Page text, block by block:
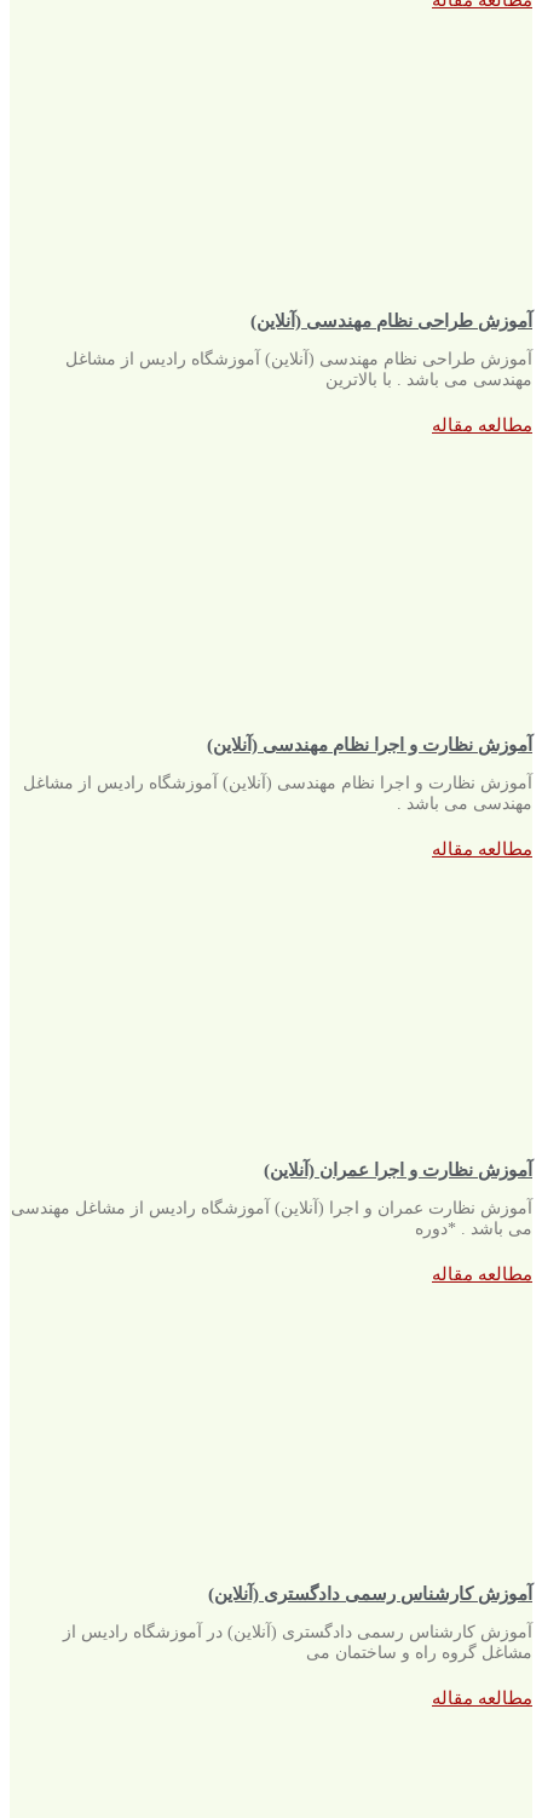
آموزش طراحی نظام مهندسی (آنلاین)
آموزش طراحی نظام مهندسی (آنلاین) آموزشگاه رادیس از مشاغل
مهندسی می باشد . با بالاترین
مطالعه مقاله
آموزش نظارت و اجرا نظام مهندسی (آنلاین)
آموزش نظارت و اجرا نظام مهندسی (آنلاین) آموزشگاه رادیس از مشاغل
مهندسی می باشد .
مطالعه مقاله
آموزش نظارت و اجرا عمران (آنلاین)
آموزش نظارت عمران و اجرا (آنلاین) آموزشگاه رادیس از مشاغل مهندسی
می باشد . *دوره
مطالعه مقاله
آموزش کارشناس رسمی دادگستری (آنلاین)
آموزش کارشناس رسمی دادگستری (آنلاین) در آموزشگاه رادیس از
مشاغل گروه راه و ساختمان می
مطالعه مقاله